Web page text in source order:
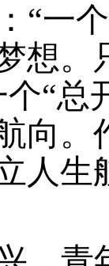
“一
想。
个“总
向。
人生